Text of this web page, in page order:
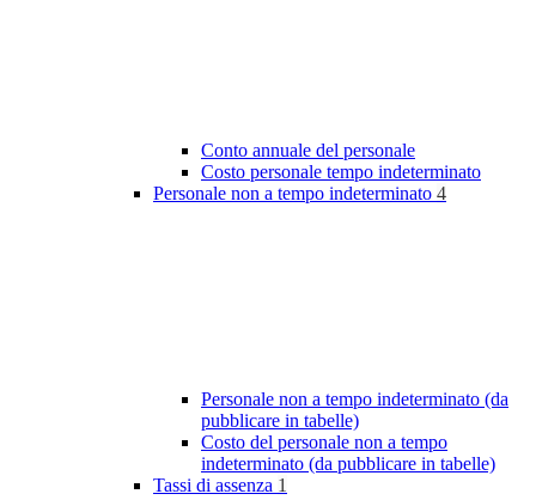
Conto annuale del personale
Costo personale tempo indeterminato
Personale non a tempo indeterminato 4
Personale non a tempo indeterminato (da
pubblicare in tabelle)
Costo del personale non a tempo
indeterminato (da pubblicare in tabelle)
Tassi di assenza 1